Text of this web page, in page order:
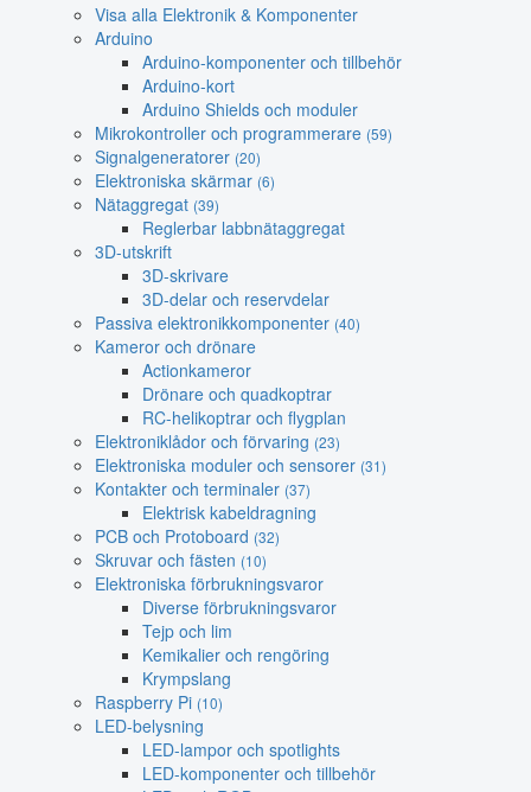
Visa alla Elektronik & Komponenter
Arduino
Arduino-komponenter och tillbehör
Arduino-kort
Arduino Shields och moduler
Mikrokontroller och programmerare (59)
Signalgeneratorer (20)
Elektroniska skärmar (6)
Nätaggregat (39)
Reglerbar labbnätaggregat
3D-utskrift
3D-skrivare
3D-delar och reservdelar
Passiva elektronikkomponenter (40)
Kameror och drönare
Actionkameror
Drönare och quadkoptrar
RC-helikoptrar och flygplan
Elektroniklådor och förvaring (23)
Elektroniska moduler och sensorer (31)
Kontakter och terminaler (37)
Elektrisk kabeldragning
PCB och Protoboard (32)
Skruvar och fästen (10)
Elektroniska förbrukningsvaror
Diverse förbrukningsvaror
Tejp och lim
Kemikalier och rengöring
Krympslang
Raspberry Pi (10)
LED-belysning
LED-lampor och spotlights
LED-komponenter och tillbehör